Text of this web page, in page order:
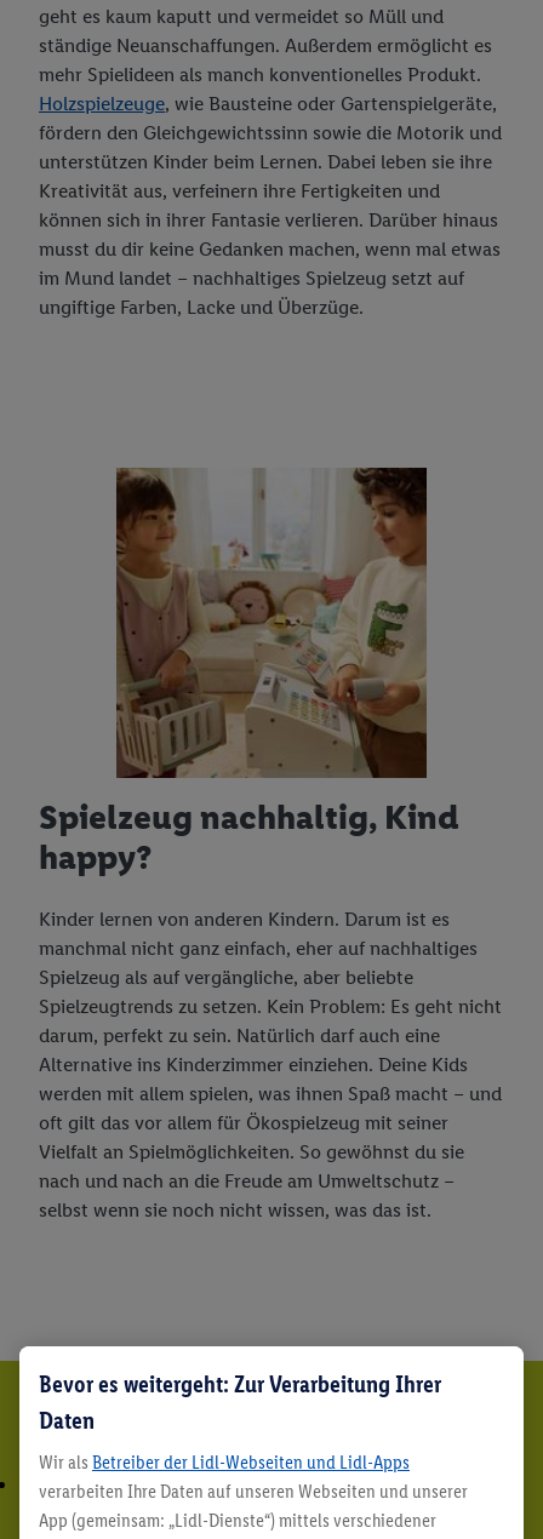
geht es kaum kaputt und vermeidet so Müll und
ständige Neuanschaffungen. Außerdem ermöglicht es
mehr Spielideen als manch konventionelles Produkt.
Holzspielzeuge, wie Bausteine oder Gartenspielgeräte,
fördern den Gleichgewichtssinn sowie die Motorik und
unterstützen Kinder beim Lernen. Dabei leben sie ihre
Kreativität aus, verfeinern ihre Fertigkeiten und
können sich in ihrer Fantasie verlieren. Darüber hinaus
musst du dir keine Gedanken machen, wenn mal etwas
im Mund landet – nachhaltiges Spielzeug setzt auf
ungiftige Farben, Lacke und Überzüge.
Spielzeug nachhaltig, Kind
happy?
Kinder lernen von anderen Kindern. Darum ist es
manchmal nicht ganz einfach, eher auf nachhaltiges
Spielzeug als auf vergängliche, aber beliebte
Spielzeugtrends zu setzen. Kein Problem: Es geht nicht
darum, perfekt zu sein. Natürlich darf auch eine
Alternative ins Kinderzimmer einziehen. Deine Kids
werden mit allem spielen, was ihnen Spaß macht – und
oft gilt das vor allem für Ökospielzeug mit seiner
Vielfalt an Spielmöglichkeiten. So gewöhnst du sie
nach und nach an die Freude am Umweltschutz –
selbst wenn sie noch nicht wissen, was das ist.
Noch mehr Inspiration
Bevor es weitergeht: Zur Verarbeitung Ihrer
Daten
Wir als Betreiber der Lidl-Webseiten und Lidl-Apps
verarbeiten Ihre Daten auf unseren Webseiten und unserer
App (gemeinsam: „Lidl-Dienste“) mittels verschiedener